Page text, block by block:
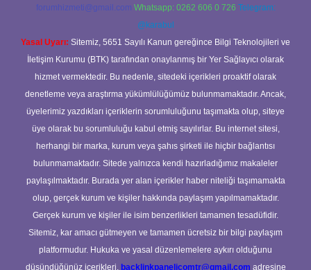
forumhizmeti@gmail.com Whatsapp: 0262 606 0 726 Telegram:
@karabul
Yasal Uyarı: Sitemiz, 5651 Sayılı Kanun gereğince Bilgi Teknolojileri ve
İletişim Kurumu (BTK) tarafından onaylanmış bir Yer Sağlayıcı olarak
hizmet vermektedir. Bu nedenle, sitedeki içerikleri proaktif olarak
denetleme veya araştırma yükümlülüğümüz bulunmamaktadır. Ancak,
üyelerimiz yazdıkları içeriklerin sorumluluğunu taşımakta olup, siteye
üye olarak bu sorumluluğu kabul etmiş sayılırlar. Bu internet sitesi,
herhangi bir marka, kurum veya şahıs şirketi ile hiçbir bağlantısı
bulunmamaktadır. Sitede yalnızca kendi hazırladığımız makaleler
paylaşılmaktadır. Burada yer alan içerikler haber niteliği taşımamakta
olup, gerçek kurum ve kişiler hakkında paylaşım yapılmamaktadır.
Gerçek kurum ve kişiler ile isim benzerlikleri tamamen tesadüfidir.
Sitemiz, kar amacı gütmeyen ve tamamen ücretsiz bir bilgi paylaşım
platformudur. Hukuka ve yasal düzenlemelere aykırı olduğunu
düşündüğünüz içerikleri, backlinkpanelicomtr@gmail.com adresine